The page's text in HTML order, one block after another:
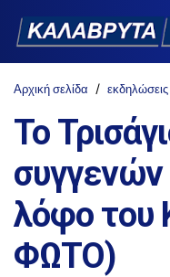
Αρχική σελίδα εκδηλώσεις
Το
συγγενών
λόφο του
ΦΩΤΟ)